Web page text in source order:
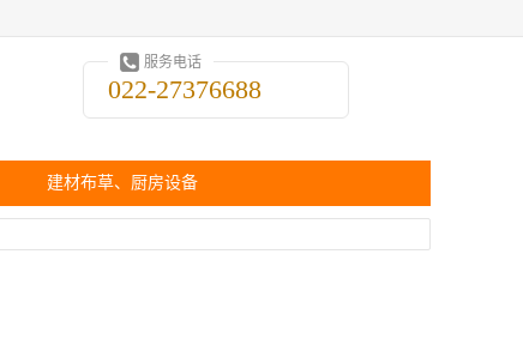
服务电话
022-27376688
建材布草、厨房设备